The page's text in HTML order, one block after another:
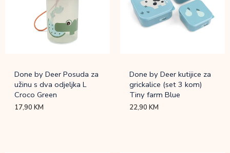
Done by Deer Posuda za
užinu s dva odjeljka L
Croco Green
17,90KM
Done by Deer kutijice za
grickalice (set 3 kom)
Tiny farm Blue
22,90KM